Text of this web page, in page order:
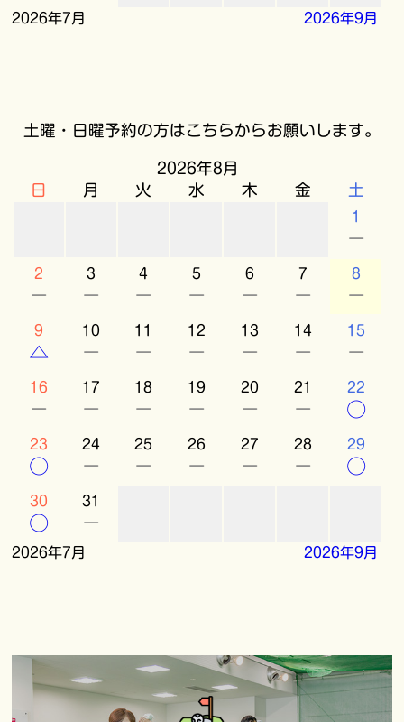
2026年7月 2026年9月
土曜・日曜予約の方はこちらからお願いします。
2026年8月
日
月 火 水 木 金 土
1
－
2
－
3
－
4
－
5
－
6
－
7
－
8
－
9
△
10
－
11
－
12
－
13
－
14
－
15
－
16
－
17
－
18
－
19
－
20
－
21
－
22
○
23
○
24
－
25
－
26
－
27
－
28
－
29
○
30
○
31
－
2026年7月 2026年9月